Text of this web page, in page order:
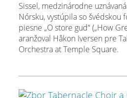
Sissel, medzinárodne
Nórsku, vystúpila so švédskou
piesne „O store gud“ („How
aranžoval Håkon Iversen pre
Orchestra at Temple Square.